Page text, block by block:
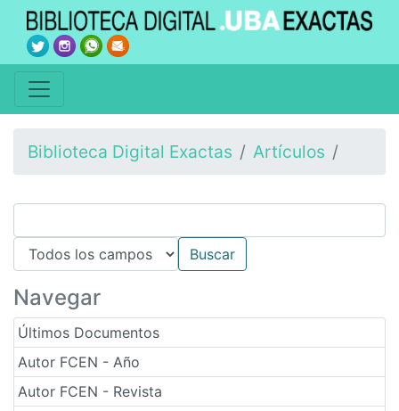
Biblioteca Digital Exactas Artículos
Navegar
Últimos Documentos
Autor FCEN - Año
Autor FCEN - Revista